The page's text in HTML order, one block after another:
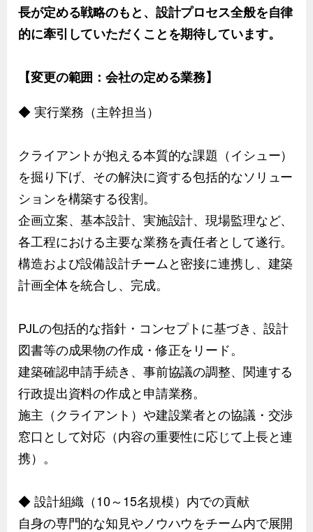
長が定める戦略のもと、設計プロセス全般を自律
的に牽引していただくことを期待しています。
【変更の範囲：会社の定める業務】
◆ 実行業務（主幹担当）
クライアントが抱える本質的な課題（イシュー）
を掘り下げ、その解決に資する包括的なソリュー
ションを構築する役割。
企画立案、基本設計、実施設計、現場監理など、
各工程における主要な業務を責任者として遂行。
構造および設備設計チームと密接に連携し、建築
計画全体を統合し、完成。
PJLの包括的な指針・コンセプトに基づき、設計
図書等の成果物の作成・修正をリード。
建築確認申請手続き、事前協議の調整、関連する
行政提出資料の作成と申請業務。
施主（クライアント）や建設業者との協議・交渉
窓口として対応（内容の重要性に応じて上長と連
携）。
◆ 設計組織（10～15名規模）内での貢献
自身の専門的な知見やノウハウをチーム内で展開